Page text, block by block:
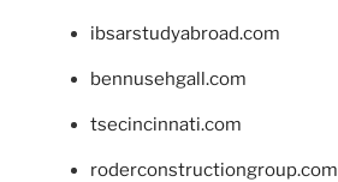
ibsarstudyabroad.com
bennusehgall.com
tsecincinnati.com
roderconstructiongroup.com